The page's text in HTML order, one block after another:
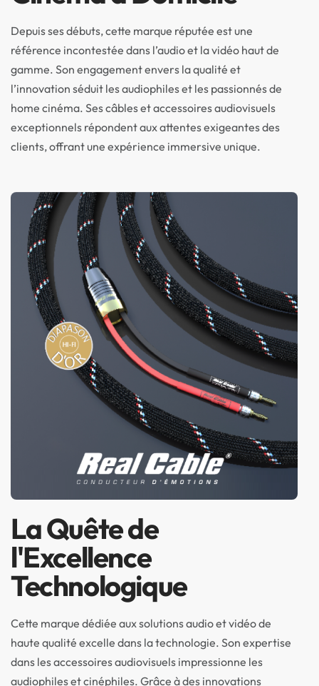
Depuis ses débuts, cette marque réputée est une
référence incontestée dans l’audio et la vidéo haut de
gamme. Son engagement envers la qualité et
l’innovation séduit les audiophiles et les passionnés de
home cinéma. Ses câbles et accessoires audiovisuels
exceptionnels répondent aux attentes exigeantes des
clients, offrant une expérience immersive unique.
La Quête de
l'Excellence
Technologique
Cette marque dédiée aux solutions audio et vidéo de
haute qualité excelle dans la technologie. Son expertise
dans les accessoires audiovisuels impressionne les
audiophiles et cinéphiles. Grâce à des innovations